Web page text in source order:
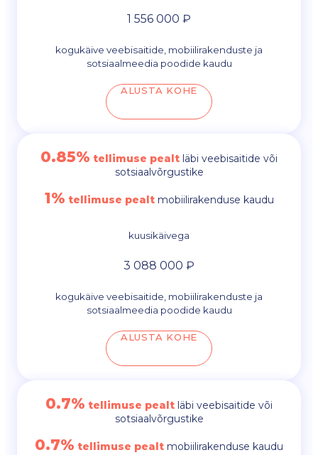
1 556 000 ₽
kogukäive veebisaitide, mobiilirakenduste ja
sotsiaalmeedia poodide kaudu
ALUSTA KOHE
0.85% tellimuse pealt läbi veebisaitide või
sotsiaalvõrgustike
1% tellimuse pealtmobiilirakenduse kaudu
kuusikäivega
3 088 000 ₽
kogukäive veebisaitide, mobiilirakenduste ja
sotsiaalmeedia poodide kaudu
ALUSTA KOHE
0.7% tellimuse pealt läbi veebisaitide või
sotsiaalvõrgustike
0.7% tellimuse pealt mobiilirakenduse kaudu